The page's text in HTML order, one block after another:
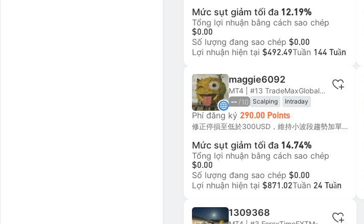
Mức sụt giảm tối đa 12.19%
Tổng lợi nhuận bằng cách sao chép
$0.00
Số lượng đang sao chép $0.00
Lợi nhuận hiện tại $492.49Tuần 144 Tuần
maggie6092
MT4 | #13 TradeMaxGlobal-Live10
-- /10 Scalping Intraday
Phí đăng ký 290.00 Points
修正停損至低於300USD，維持小波段趨勢加單，每日操作早盤，美盤不做，所有倉不隔夜，平均持倉時間不超過15分鐘。
Mức sụt giảm tối đa 14.74%
Tổng lợi nhuận bằng cách sao chép
$0.00
Số lượng đang sao chép $0.00
Lợi nhuận hiện tại $871.02Tuần 24 Tuần
1309368